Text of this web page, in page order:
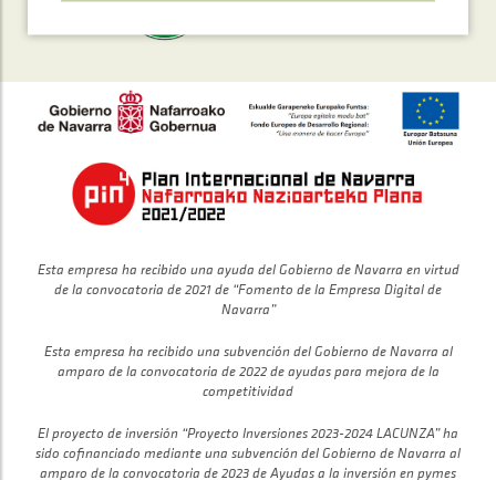
Esta empresa ha recibido una ayuda del Gobierno de Navarra en virtud
de la convocatoria de 2021 de “Fomento de la Empresa Digital de
Navarra”
Esta empresa ha recibido una subvención del Gobierno de Navarra al
amparo de la convocatoria de 2022 de ayudas para mejora de la
competitividad
El proyecto de inversión “Proyecto Inversiones 2023-2024 LACUNZA” ha
sido cofinanciado mediante una subvención del Gobierno de Navarra al
amparo de la convocatoria de 2023 de Ayudas a la inversión en pymes